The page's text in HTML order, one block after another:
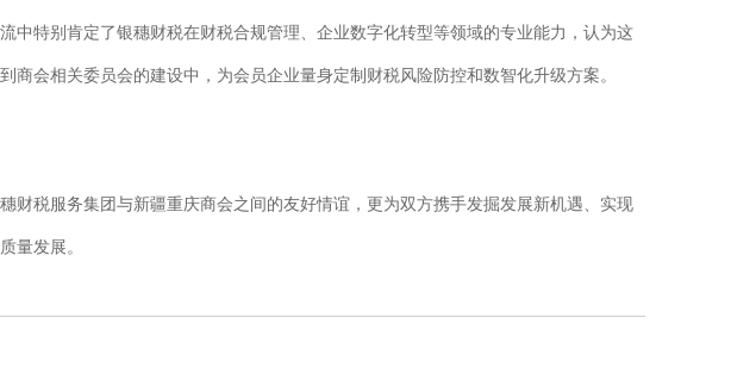
特别肯定了银穗财税在财税合规管理、企业数字化转型等领域的专业能力，认为这
会相关委员会的建设中，为会员企业量身定制财税风险防控和数智化升级方案。
税服务集团与新疆重庆商会之间的友好情谊，更为双方携手发掘发展新机遇、实现
量发展。